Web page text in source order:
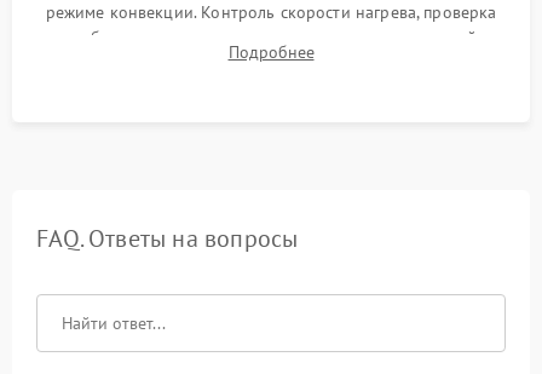
режиме конвекции. Контроль скорости нагрева, проверка
срабатывания термостата при достижении заданной
температуры и тест на отсутствие утечек тока.
Подробнее
FAQ. Ответы на вопросы